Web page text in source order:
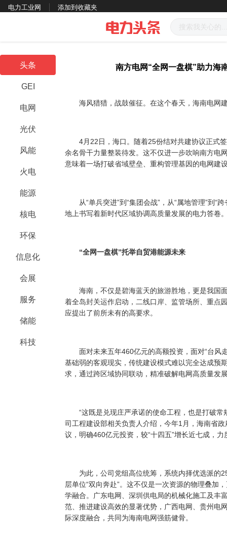
电力工业网 添加到收藏夹
头条
GEI
电网
光伏
风能
火电
能源
核电
环保
信息化
会展
服务
储能
科技
南方电网“全网一盘棋”助力海
海风猎猎，战鼓催征。在这个春天，海南电网
4月22日，海口。随着25份结对共建协议正式签
余名骨干力量整装待发。这不仅进一步吹响南方电
意味着一场打破省域壁垒、重构管理基因的电网建
从“单兵突进”到“集团会战”，从“属地管理”到“
地上书写着新时代区域协调高质量发展的电力答卷
“全网一盘棋”托举自贸港能源未来
海南，不仅是碧海蓝天的旅游胜地，更是我国
着全岛封关运作启动，二线口岸、监管场所、重点
应提出了前所未有的高要求。
面对未来五年460亿元的高额投资，面对“台风
基础弱的客观现实，传统建设模式难以完全达成预
求，通过跨区域协同联动，精准破解电网高质量发
“这既是兑现庄严承诺的使命工程，也是打破常
司工程建设部相关负责人介绍，今年1月，海南省
议，明确460亿元投资，较“十四五”增长近七成，
为此，公司党组高位统筹，系统内择优选派的
层单位“双向奔赴”。这不仅是一次资源的物理叠加
学融合。广东电网、深圳供电局的机械化施工及丰
范、推进建设高效的显著优势，广西电网、贵州电
际深度融合，共同为海南电网强筋健骨。